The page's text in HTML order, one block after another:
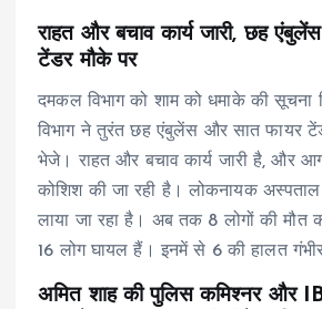
राहत और बचाव कार्य जारी, छह
टेंडर मौके पर
दमकल विभाग को शाम को धमाके की सूचना
विभाग ने तुरंत छह एंबुलेंस और सात फायर
भेजे। राहत और बचाव कार्य जारी है, और
कोशिश की जा रही है। लोकनायक
लाया जा रहा है। अब तक 8 लोगों की मौत
16 लोग घायल हैं। इनमें से 6 की हालत गंभीर
अमित शाह की पुलिस कमिश्नर और